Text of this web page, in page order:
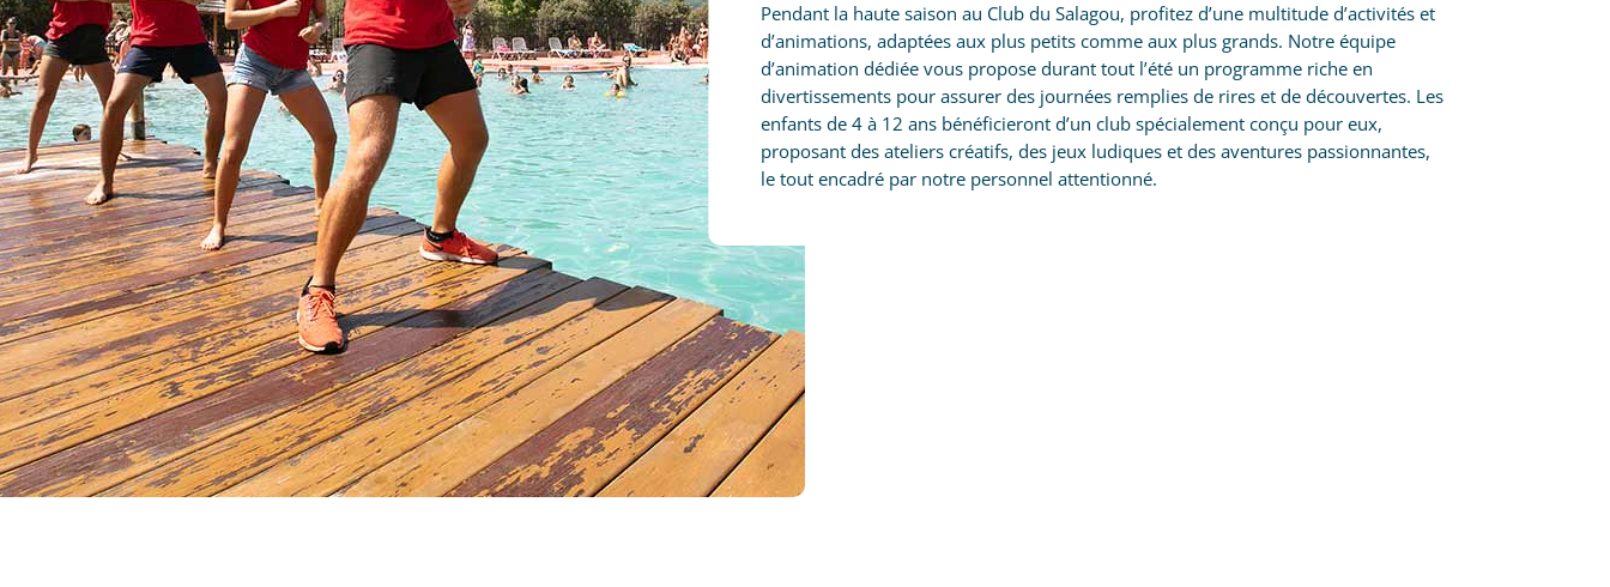
Pendant la haute saison au Club du Salagou, profitez d’une multitude d’activités et
d’animations, adaptées aux plus petits comme aux plus grands. Notre équipe
d’animation dédiée vous propose durant tout l’été un programme riche en
divertissements pour assurer des journées remplies de rires et de découvertes. Les
enfants de 4 à 12 ans bénéficieront d’un club spécialement conçu pour eux,
proposant des ateliers créatifs, des jeux ludiques et des aventures passionnantes,
le tout encadré par notre personnel attentionné.